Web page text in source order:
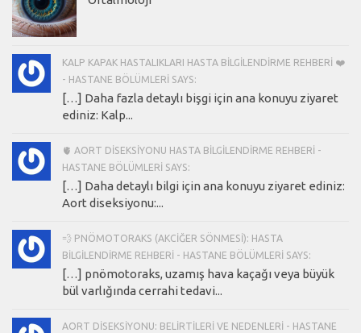
KALP KAPAK HASTALIKLARI HASTA BILGILENDIRME REHBERI ❤️
- HASTANE BÖLÜMLERI SAYS:
[…] Daha fazla detaylı bişgi için ana konuyu ziyaret
ediniz: Kalp...
🫀 AORT DISEKSIYONU HASTA BILGILENDIRME REHBERI -
HASTANE BÖLÜMLERI SAYS:
[…] Daha detaylı bilgi için ana konuyu ziyaret ediniz:
Aort diseksiyonu:...
💨 PNÖMOTORAKS (AKCIĞER SÖNMESI): HASTA
BILGILENDIRME REHBERI - HASTANE BÖLÜMLERI SAYS:
[…] pnömotoraks, uzamış hava kaçağı veya büyük
bül varlığında cerrahi tedavi...
AORT DISEKSIYONU: BELIRTILERI VE NEDENLERI - HASTANE